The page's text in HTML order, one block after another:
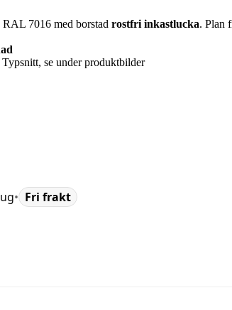
7016 med borstad rostfri inkastlucka. Plan
se under produktbilder
• Fri frakt